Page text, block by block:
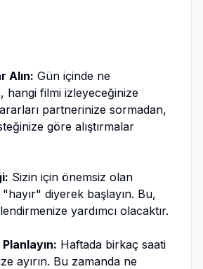
Alın: Gün içinde ne
hangi filmi izleyeceğinize
partnerinize sormadan,
göre alıştırmalar
Sizin için önemsiz olan
diyerek başlayın. Bu,
yardımcı olacaktır.
Haftada birkaç saati
ayırın. Bu zamanda ne